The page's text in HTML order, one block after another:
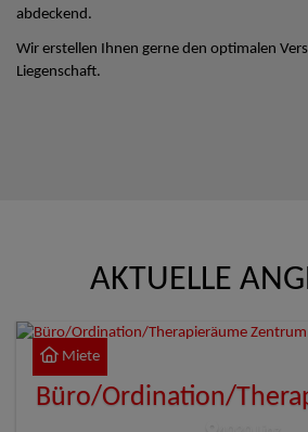
abdeckend.
Wir erstellen Ihnen gerne den optimalen
Liegenschaft.
AKTUELLE
Miete